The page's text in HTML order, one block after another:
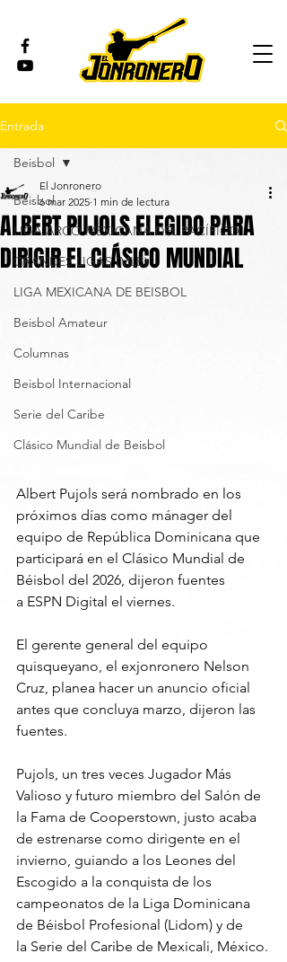
Entrada
Beisbol
LIGA ARCO MEXICANA DEL PACÍFICO
GRANDES LIGAS (MLB)
LIGA MEXICANA DE BEISBOL
Beisbol Amateur
Columnas
Beisbol Internacional
Serie del Caribe
Clásico Mundial de Beisbol
Beisbol
ALBERT PUJOLS ELEGIDO PARA
DIRIGIR EL CLÁSICO MUNDIAL
El Jonronero
6 mar 2025 1 min de lectura
Albert Pujols será nombrado en los
próximos días como mánager del
equipo de República Dominicana que
participará en el Clásico Mundial de
Béisbol del 2026, dijeron fuentes
a ESPN Digital el viernes.
El gerente general del equipo
quisqueyano, el exjonronero Nelson
Cruz, planea hacer un anuncio oficial
antes que concluya marzo, dijeron las
fuentes.
Pujols, un tres veces Jugador Más
Valioso y futuro miembro del Salón de
la Fama de Cooperstown, justo acaba
de estrenarse como dirigente en el
invierno, guiando a los Leones del
Escogido a la conquista de los
campeonatos de la Liga Dominicana
de Béisbol Profesional (Lidom) y de
la Serie del Caribe de Mexicali, México.